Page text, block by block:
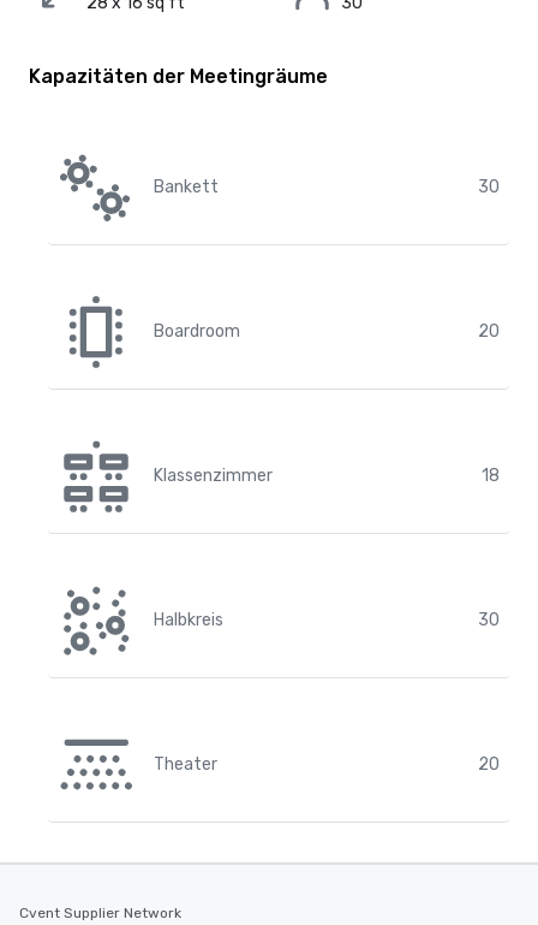
Kapazitäten der Meetingräume
Bankett 30
Boardroom 20
Klassenzimmer 18
Halbkreis 30
Theater 20
Cvent Supplier Network